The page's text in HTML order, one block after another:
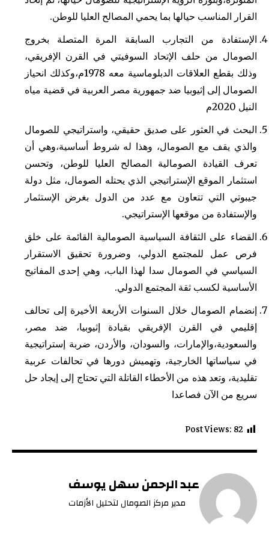
القرار المناسب حيالها بما يحمي المصالح العليا للوطن.
الإستفادة من التجارب السابقة المرة المتصلة بخروج
الصومال من حلف الإتحاد السوفيتي في القرن الإفريقي،
وذلك بقطع العلاقات الدبلوماسية معه 1978م،وكذلك انحياز
الصومال إلى إثيوبيا ضد جمهورية مصر العربية في قضية مياه
النيل 2020م
البحث في العثور على صديق حقيقي، واستراتيجي للصومال
والذي يقف مع الصومال، وهذا له شروط أساسية،وهي أن
تعرف القيادة الصومالية المصالح العليا للوطن، وتحسن
استثمار الموقع الإستراتيجي الذي يحتله الصومال، مثل دولة
جيبوتي التي تتعاون مع عدد من الدول بغرض الإستثمار
والإستفادة من موقعها الإستراتيجي.
القضاء على الثقافة السياسية الصومالية القائمة على خلق
فرص عمل للمجتمع الدولي، وضرورة تحقيق الاستقرار
السياسي في الصومال سدا لهذا الباب، وهي إحدى المفاتيح
الأساسية لكسب ثقة المجتمع الدولي.
إنضمام الصومال خلال السنوات الأربعة الأخيرة إلى تحالف
إقليمي في القرن الإفريقي بقيادة إثيوبيا، ضد مصر،
والسعودية،والإمارات، والسودان، والأردن، ضربة إستراتيجية
في سياساتها الخارجية، وتهميش دورها في تحالفات عربية
تقليدية، وتعد هذه من الأخطاء القاتلة التي تحتاج إلى إيجاد حل
سريع من الآن فصاعدا
Post Views: 82
عبد الرحمن سهل يوسف
مدير مركز الصومال لتحليل الأزمات